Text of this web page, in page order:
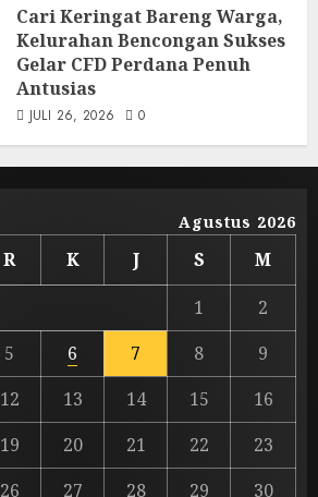
Cari Keringat Bareng Warga,
Kelurahan Bencongan Sukses
Gelar CFD Perdana Penuh
Antusias
JULI 26, 2026 0
Agustus 2026
R K J S
M
1
2
5 6 7 8
9
12 13 14 15
16
19 20 21 22
23
26 27 28 29 30